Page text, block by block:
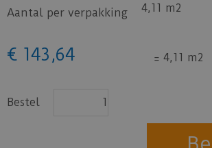
Aantal per verpakking 4,11 m2
€ 143 ,64 = 4,11 m2
Bestel